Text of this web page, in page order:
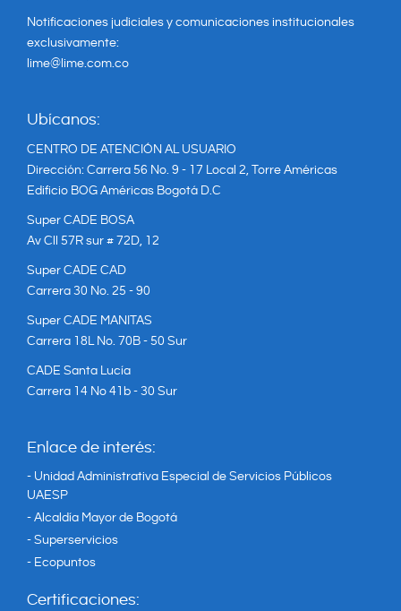
Notificaciones judiciales y comunicaciones institucionales
exclusivamente:
lime@lime.com.co
Ubícanos:
CENTRO DE ATENCIÓN AL USUARIO
Dirección: Carrera 56 No. 9 - 17 Local 2, Torre Américas
Edificio BOG Américas Bogotá D.C
Super CADE BOSA
Av Cll 57R sur # 72D, 12
Super CADE CAD
Carrera 30 No. 25 - 90
Super CADE MANITAS
Carrera 18L No. 70B - 50 Sur
CADE Santa Lucía
Carrera 14 No 41b - 30 Sur
Enlace de interés:
- Unidad Administrativa Especial de Servicios Públicos
UAESP
- Alcaldía Mayor de Bogotá
- Superservicios
- Ecopuntos
Certificaciones: